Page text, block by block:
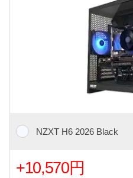
NZXT H6 2026 Black
+10,570円